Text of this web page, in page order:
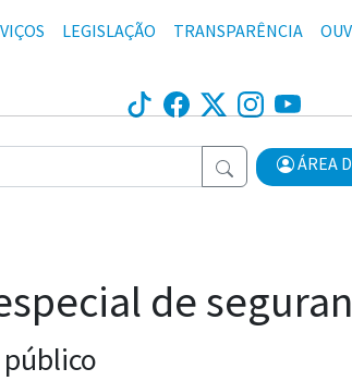
LEGISLAÇÃO TRANSPARÊNCIA
ÁREA
de